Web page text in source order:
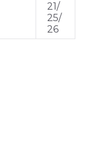
21/
25/
26